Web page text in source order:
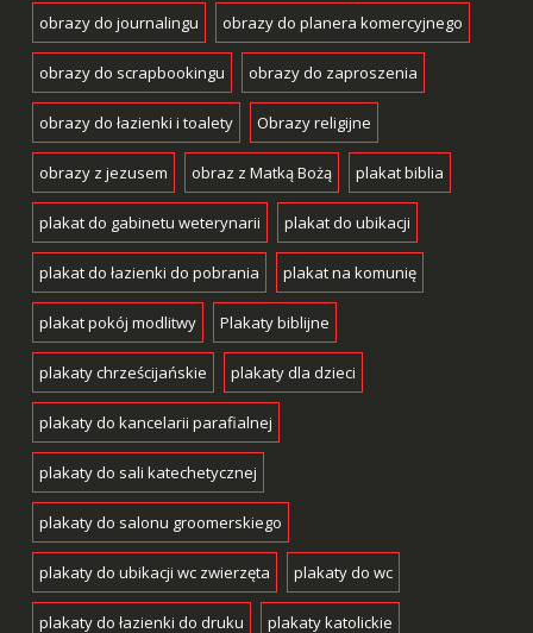
obrazy do journalingu obrazy do planera komercyjnego
obrazy do scrapbookingu obrazy do zaproszenia
obrazy do łazienki i toalety Obrazy religijne
obrazy z jezusem obraz z Matką Bożą plakat biblia
plakat do gabinetu weterynarii plakat do ubikacji
plakat do łazienki do pobrania plakat na komunię
plakat pokój modlitwy Plakaty biblijne
plakaty chrześcijańskie plakaty dla dzieci
plakaty do kancelarii parafialnej
plakaty do sali katechetycznej
plakaty do salonu groomerskiego
plakaty do ubikacji wc zwierzęta plakaty do wc
plakaty do łazienki do druku plakaty katolickie